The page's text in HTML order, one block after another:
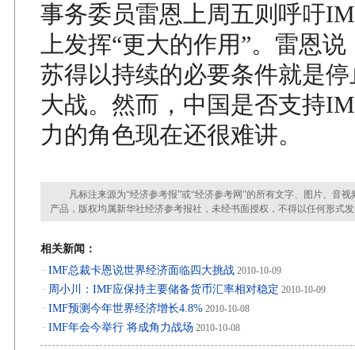
事务委员雷恩上周五则呼吁
上发挥“更大的作用”。雷恩
苏得以持续的必要条件就是
大战。然而，中国是否支持
力的角色现在还很难讲。
凡标注来源为“经济参考报”或“经济参考网”的所有文字、图片、音视
产品，版权均属新华社经济参考报社，未经书面授权，不得以任何形式
相关新闻：
· IMF总裁卡恩说世界经济面临四大挑战 2010-10-09
· 周小川：IMF应保持主要储备货币汇率相对稳定 2010-10-09
· IMF预测今年世界经济增长4.8% 2010-10-08
· IMF年会今举行 将成角力战场 2010-10-08